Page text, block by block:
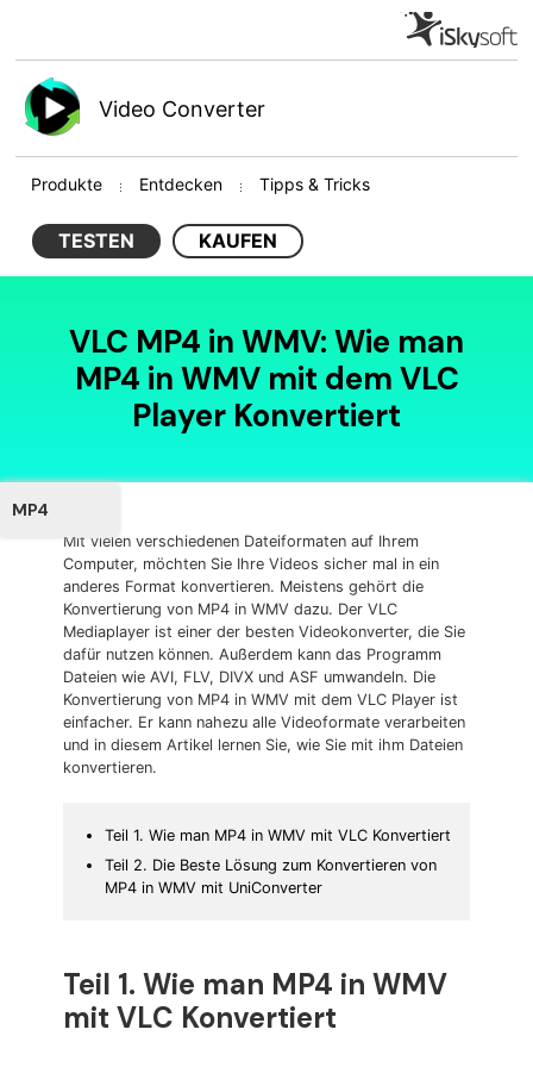
Video Converter
Produkte Entdecken Tipps & Tricks
TESTEN KAUFEN
VLC MP4 in WMV: Wie man
MP4 in WMV mit dem VLC
Player Konvertiert
MP4
Mit vielen verschiedenen Dateiformaten auf Ihrem
Computer, möchten Sie Ihre Videos sicher mal in ein
anderes Format konvertieren. Meistens gehört die
Konvertierung von MP4 in WMV dazu. Der VLC
Mediaplayer ist einer der besten Videokonverter, die Sie
dafür nutzen können. Außerdem kann das Programm
Dateien wie AVI, FLV, DIVX und ASF umwandeln. Die
Konvertierung von MP4 in WMV mit dem VLC Player ist
einfacher. Er kann nahezu alle Videoformate verarbeiten
und in diesem Artikel lernen Sie, wie Sie mit ihm Dateien
konvertieren.
Teil 1. Wie man MP4 in WMV mit VLC Konvertiert
Teil 2. Die Beste Lösung zum Konvertieren von
MP4 in WMV mit UniConverter
Teil 1. Wie man MP4 in WMV
mit VLC Konvertiert